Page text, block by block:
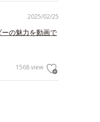
2025/02/25
の魅力を動画で
1568 view